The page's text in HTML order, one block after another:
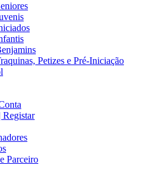
Petizes e Pré-Iniciação
Parceiro